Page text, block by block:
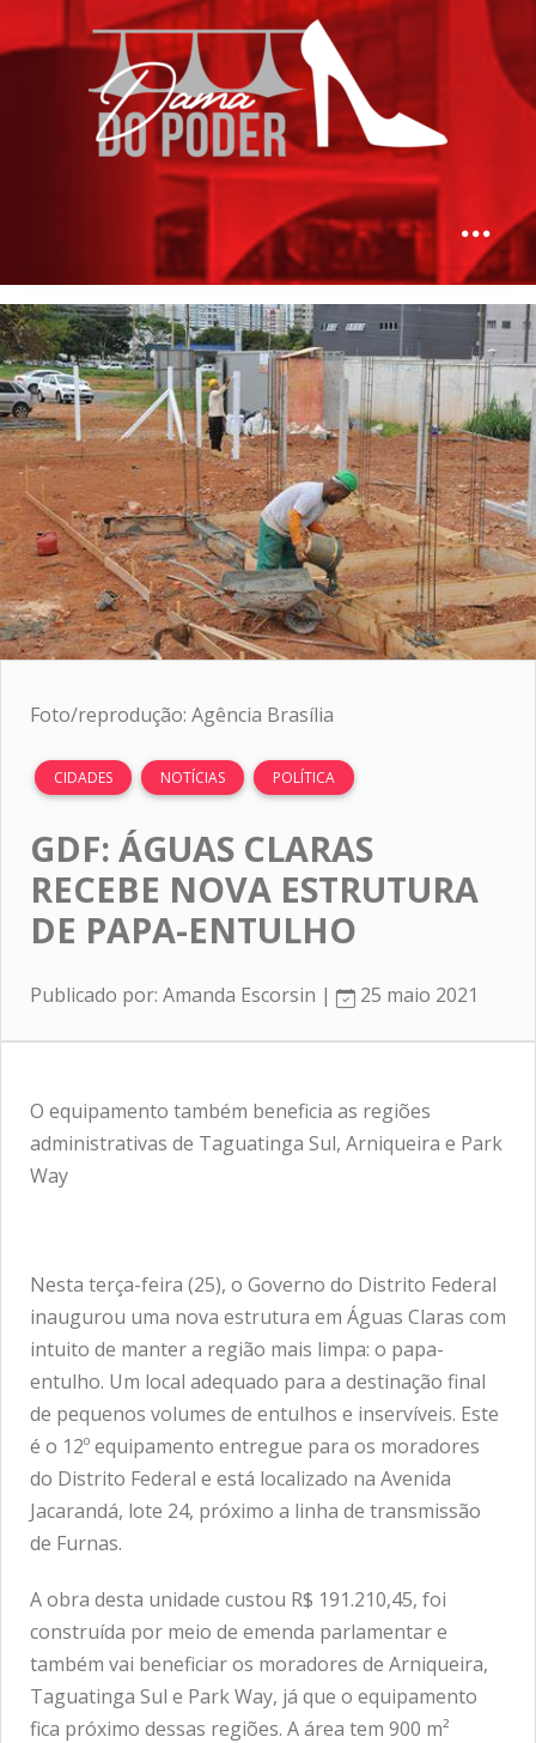
Foto/reprodução: Agência Brasília
CIDADES NOTÍCIAS POLÍTICA
GDF: ÁGUAS CLARAS
RECEBE NOVA ESTRUTURA
DE PAPA-ENTULHO
Publicado por: Amanda Escorsin | 25 maio 2021
O equipamento também beneficia as regiões
administrativas de Taguatinga Sul, Arniqueira e Park
Way
Nesta terça-feira (25), o Governo do Distrito Federal
inaugurou uma nova estrutura em Águas Claras com
intuito de manter a região mais limpa: o papa-
entulho. Um local adequado para a destinação final
de pequenos volumes de entulhos e inservíveis. Este
é o 12º equipamento entregue para os moradores
do Distrito Federal e está localizado na Avenida
Jacarandá, lote 24, próximo a linha de transmissão
de Furnas.
A obra desta unidade custou R$ 191.210,45, foi
construída por meio de emenda parlamentar e
também vai beneficiar os moradores de Arniqueira,
Taguatinga Sul e Park Way, já que o equipamento
fica próximo dessas regiões. A área tem 900 m²